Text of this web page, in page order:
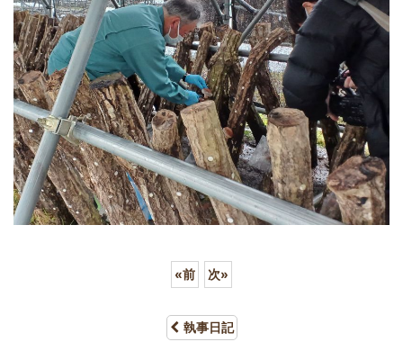
«前 次»
執事日記